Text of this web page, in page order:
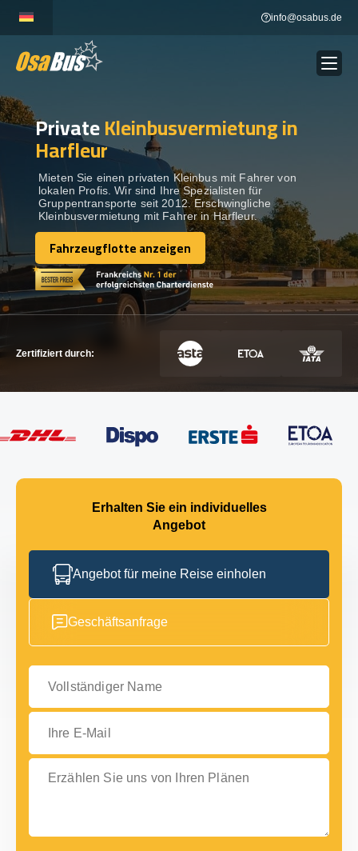
content
info@osabus.de
BUSVERMIETUNG Show dropdown
REISEZIELE
FLOTTE
KONTAKTIEREN SIE UNS
KONTAKTIEREN SIE UNS
PrivateKleinbusvermietung in
Harfleur
Mieten Sie einen privaten Kleinbus mit Fahrer von
lokalen Profis. Wir sind Ihre Spezialisten für
Gruppentransporte seit 2012. Erschwingliche
Kleinbusvermietung mit Fahrer in Harfleur.
Fahrzeugflotte anzeigen
Fahrzeugflotte anzeigen
Zertifiziert durch:
Erhalten Sie ein individuelles
Angebot
Angebot für meine Reise einholen
Geschäftsanfrage
Vollständiger Name
Ihre E-Mail
Erzählen Sie uns von Ihren Plänen